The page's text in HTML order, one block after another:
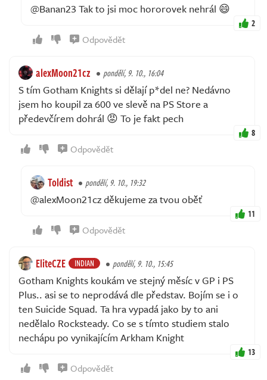
@Banan23 Tak to jsi moc hororovek nehrál 😄
2
Odpovědět
alexMoon21cz pondělí, 9. 10., 16:04
S tím Gotham Knights si dělají p*del ne? Nedávno
jsem ho koupil za 600 ve slevě na PS Store a
předevčírem dohrál 😡 To je fakt pech
8
Odpovědět
Toldist pondělí, 9. 10., 19:32
@alexMoon21cz děkujeme za tvou oběť
11
Odpovědět
EliteCZE INDIAN pondělí, 9. 10., 15:45
Gotham Knights koukám ve stejný měsíc v GP i PS
Plus.. asi se to neprodává dle představ. Bojím se i o
ten Suicide Squad. Ta hra vypadá jako by to ani
nedělalo Rocksteady. Co se s tímto studiem stalo
nechápu po vynikajícím Arkham Knight
13
Odpovědět